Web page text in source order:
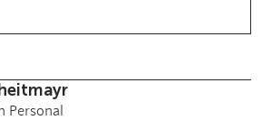
Personal